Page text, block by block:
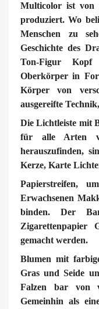
Multicolor ist von
produziert. Wo
Menschen zu
Geschichte des
Ton-Figur Kopf
Oberkörper in
Körper von
ausgereifte
Die Lichtleiste mit
für alle Arten
herauszufinden,
Kerze, Karte
Papierstreifen,
Erwachsenen
binden. Der
Zigarettenpapier
gemacht werden.
Blumen mit
Gras und Seide
Falzen bar von
Gemeinhin als